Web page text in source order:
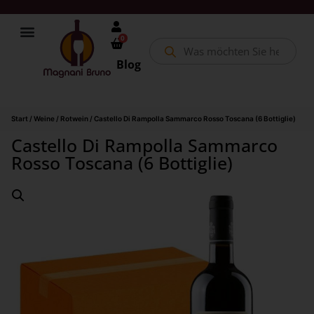
0
Blog
Start / Weine / Rotwein / Castello Di Rampolla Sammarco Rosso Toscana (6 Bottiglie)
Castello Di Rampolla Sammarco
Rosso Toscana (6 Bottiglie)